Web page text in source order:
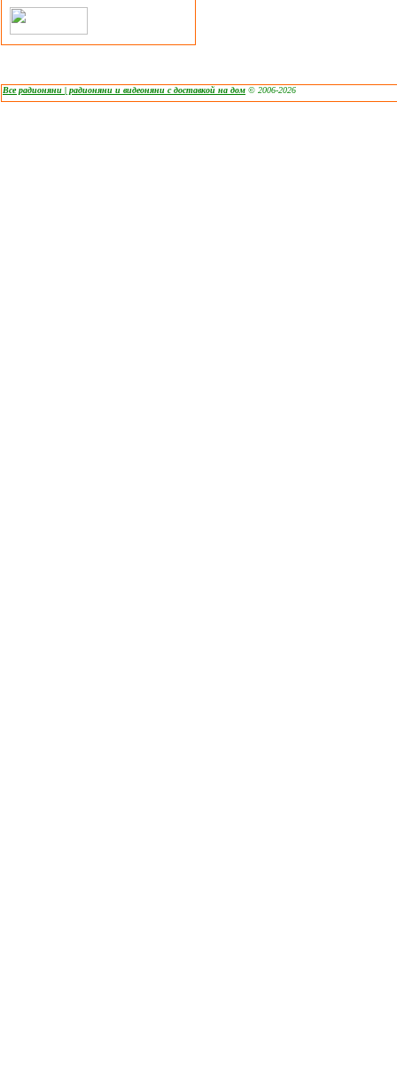
Все радионяни | радионяни и видеоняни с доставкой на дом © 2006-2026